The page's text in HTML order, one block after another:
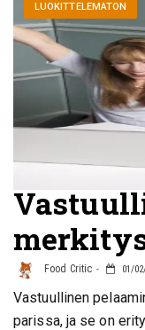
LUOKITTELEMATON
Food Critic 01/
Vastuullinen
parissa, ja se on